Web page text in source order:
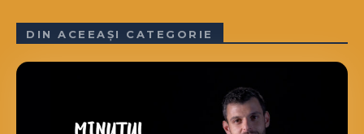
DIN ACEEAȘI CATEGORIE